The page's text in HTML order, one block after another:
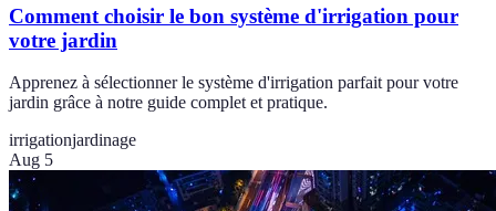
Comment choisir le bon système d'irrigation pour
votre jardin
Apprenez à sélectionner le système d'irrigation parfait pour votre
jardin grâce à notre guide complet et pratique.
irrigationjardinage
Aug 5